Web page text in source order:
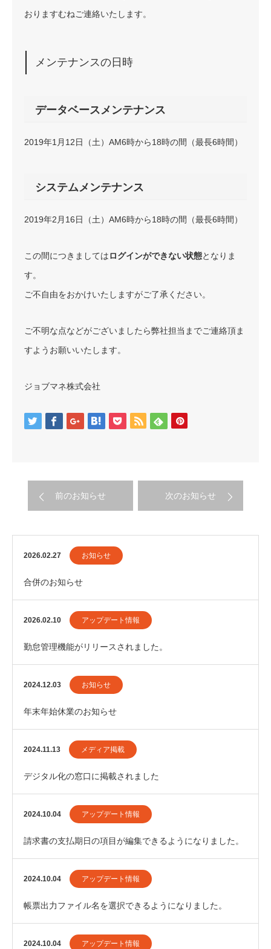
おりますむねご連絡いたします。
メンテナンスの日時
データベースメンテナンス
2019年1月12日（土）AM6時から18時の間（最長6時間）
システムメンテナンス
2019年2月16日（土）AM6時から18時の間（最長6時間）
この間につきましてはログインができない状態となりま
す。
ご不自由をおかけいたしますがご了承ください。
ご不明な点などがございましたら弊社担当までご連絡頂ま
すようお願いいたします。
ジョブマネ株式会社
前のお知らせ 次のお知らせ
2026.02.27 お知らせ
合併のお知らせ
2026.02.10 アップデート情報
勤怠管理機能がリリースされました。
2024.12.03 お知らせ
年末年始休業のお知らせ
2024.11.13 メディア掲載
デジタル化の窓口に掲載されました
2024.10.04 アップデート情報
請求書の支払期日の項目が編集できるようになりました。
2024.10.04 アップデート情報
帳票出力ファイル名を選択できるようになりました。
2024.10.04 アップデート情報